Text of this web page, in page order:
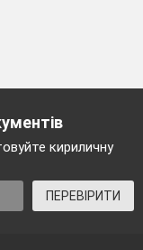
кириличну
ПЕРЕВІРИТИ